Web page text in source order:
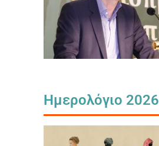
Ημερολόγιο 2026